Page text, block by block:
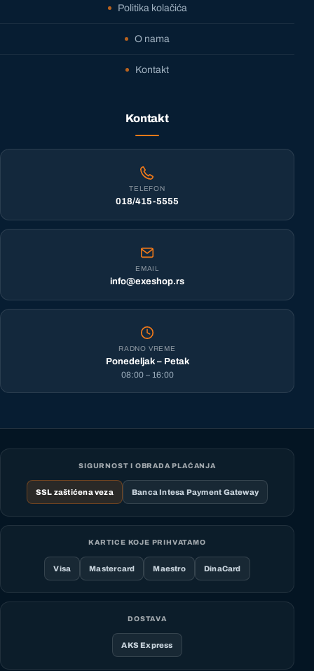
Politika kolačića
O nama
Kontakt
Kontakt
TELEFON
018/415-5555
EMAIL
info@exeshop.rs
RADNO VREME
Ponedeljak – Petak
08:00 – 16:00
SIGURNOST I OBRADA PLAĆANJA
SSL zaštićena veza Banca Intesa Payment Gateway
KARTICE KOJE PRIHVATAMO
Visa Mastercard Maestro DinaCard
DOSTAVA
AKS Express